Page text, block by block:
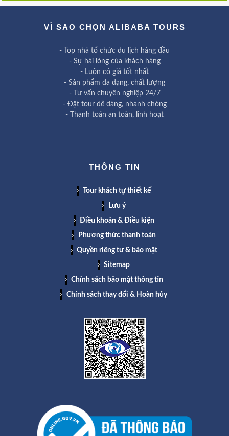
VÌ SAO CHỌN ALIBABA TOURS
- Top nhà tổ chức du lịch hàng đầu
- Sự hài lòng của khách hàng
- Luôn có giá tốt nhất
- Sản phẩm đa dạng, chất lượng
- Tư vấn chuyên nghiệp 24/7
- Đặt tour dễ dàng, nhanh chóng
- Thanh toán an toàn, linh hoạt
THÔNG TIN
Tour khách tự thiết kế
Lưu ý
Điều khoản & Điều kiện
Phương thức thanh toán
Quyền riêng tư & bảo mật
Sitemap
Chính sách bảo mật thông tin
Chính sách thay đổi & Hoàn hủy